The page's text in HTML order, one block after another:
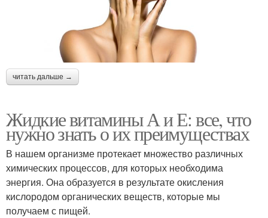
читать дальше →
Жидкие витамины А и Е: все, что
нужно знать о их преимуществах
В нашем организме протекает множество различных
химических процессов, для которых необходима
энергия. Она образуется в результате окисления
кислородом органических веществ, которые мы
получаем с пищей.